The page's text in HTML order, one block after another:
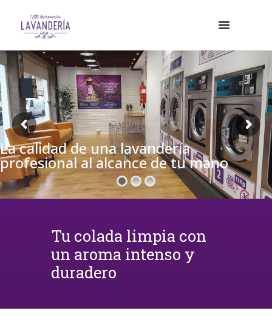
La calidad de una lavandería
profesional al alcance de tu mano
Tu colada limpia con
un aroma intenso y
duradero